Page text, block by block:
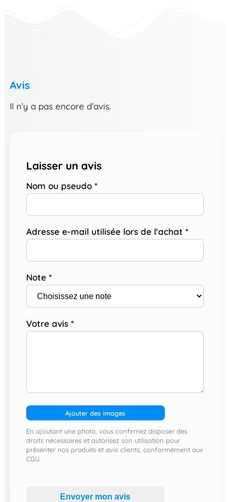
Avis
Il n’y a pas encore d’avis.
Laisser un avis
Nom ou pseudo *
Adresse e-mail utilisée lors de l'achat *
Note *
Votre avis *
Ajouter des images
En ajoutant une photo, vous confirmez disposer des
droits nécessaires et autorisez son utilisation pour
présenter nos produits et avis clients, conformément aux
CGU.
Envoyer mon avis